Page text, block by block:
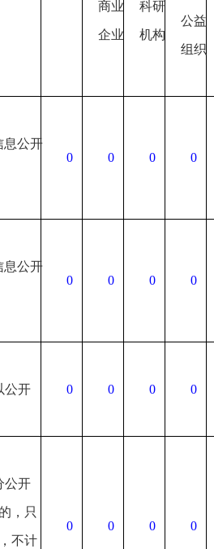
商业
企业
科研
机构
公益
组织
息公开
0 0 0 0
息公开
0 0 0 0
公开 0 0 0 0
公开
，只
不计
0 0 0 0